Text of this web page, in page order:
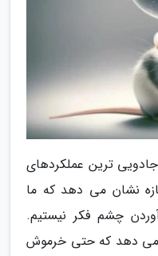
ترین عملکردهای
نشان می دهد که ما
چشم فکر نیستیم.
می دهد که حتی خرموش